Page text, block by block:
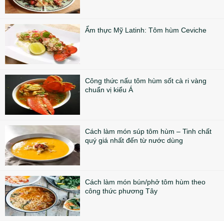
Ẩm thực Mỹ Latinh: Tôm hùm Ceviche
Công thức nấu tôm hùm sốt cà ri vàng
chuẩn vị kiểu Á
Cách làm món súp tôm hùm – Tinh chất
quý giá nhất đến từ nước dùng
Cách làm món bún/phở tôm hùm theo
công thức phương Tây